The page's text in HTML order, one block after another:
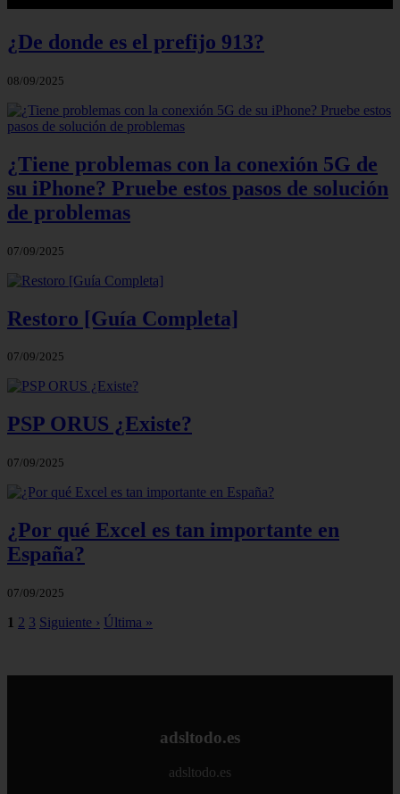
¿De donde es el prefijo 913?
08/09/2025
¿Tiene problemas con la conexión 5G de
su iPhone? Pruebe estos pasos de solución
de problemas
07/09/2025
Restoro [Guía Completa]
07/09/2025
PSP ORUS ¿Existe?
07/09/2025
¿Por qué Excel es tan importante en
España?
07/09/2025
1 2 3 Siguiente › Última »
adsltodo.es
adsltodo.es